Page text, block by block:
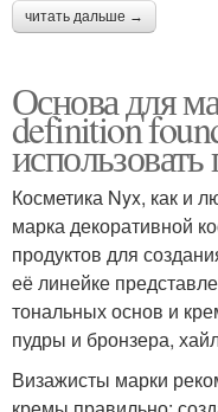
читать дальше →
Основа для
definition
Косметика Nyx, как и
марка декоративной
продуктов для
её линейке
тональных основ и
пудры и бронзера,
Визажисты марки